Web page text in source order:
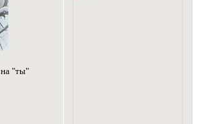
на "ты"